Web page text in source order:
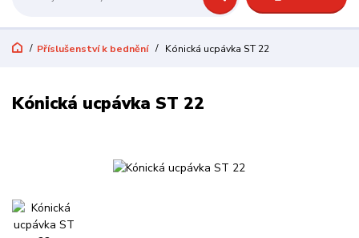
Příslušenství k bednění Kónická ucpávka ST 22
Kónická ucpávka ST 22